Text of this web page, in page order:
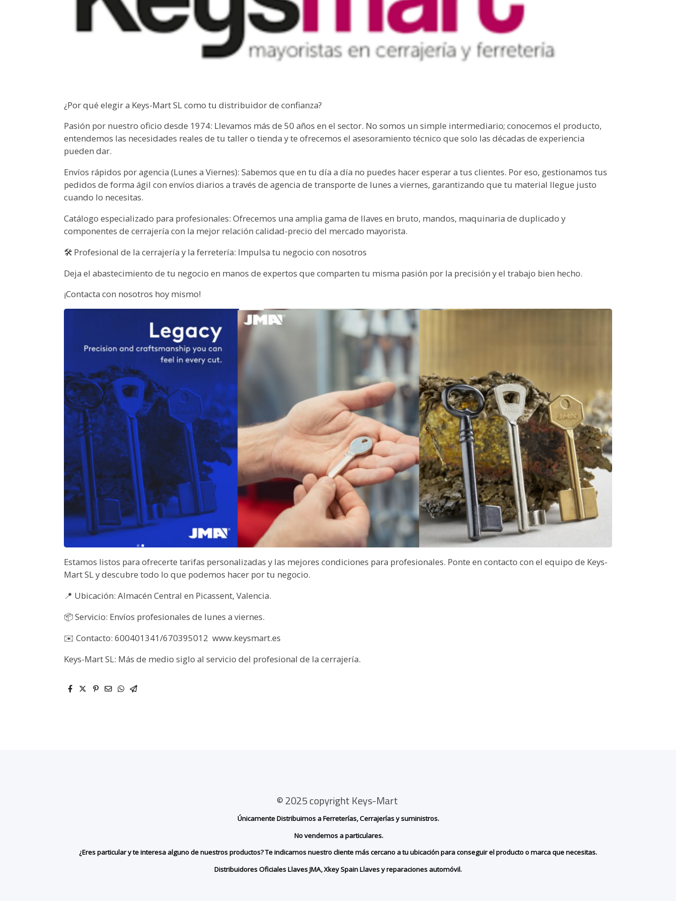
¿Por qué elegir a Keys-Mart SL como tu distribuidor de confianza?
Pasión por nuestro oficio desde 1974: Llevamos más de 50 años en el sector. No somos un simple intermediario; conocemos el producto,
entendemos las necesidades reales de tu taller o tienda y te ofrecemos el asesoramiento técnico que solo las décadas de experiencia
pueden dar.
Envíos rápidos por agencia (Lunes a Viernes): Sabemos que en tu día a día no puedes hacer esperar a tus clientes. Por eso, gestionamos tus
pedidos de forma ágil con envíos diarios a través de agencia de transporte de lunes a viernes, garantizando que tu material llegue justo
cuando lo necesitas.
Catálogo especializado para profesionales: Ofrecemos una amplia gama de llaves en bruto, mandos, maquinaria de duplicado y
componentes de cerrajería con la mejor relación calidad-precio del mercado mayorista.
🛠️ Profesional de la cerrajería y la ferretería: Impulsa tu negocio con nosotros
Deja el abastecimiento de tu negocio en manos de expertos que comparten tu misma pasión por la precisión y el trabajo bien hecho.
¡Contacta con nosotros hoy mismo!
Estamos listos para ofrecerte tarifas personalizadas y las mejores condiciones para profesionales. Ponte en contacto con el equipo de Keys-
Mart SL y descubre todo lo que podemos hacer por tu negocio.
📍 Ubicación: Almacén Central en Picassent, Valencia.
📦 Servicio: Envíos profesionales de lunes a viernes.
✉️ Contacto: 600401341/670395012 www.keysmart.es
Keys-Mart SL: Más de medio siglo al servicio del profesional de la cerrajería.
© 2025 copyright Keys-Mart
Únicamente Distribuimos a Ferreterías, Cerrajerías y suministros.
No vendemos a particulares.
¿Eres particular y te interesa alguno de nuestros productos? Te indicamos nuestro cliente más cercano a tu ubicación para conseguir el producto o marca que necesitas.
Distribuidores Oficiales Llaves JMA, Xkey Spain Llaves y reparaciones automóvil.